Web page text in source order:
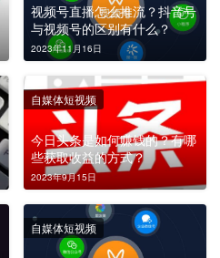
视频号直播怎么推流？抖音号
与视频号的区别有什么？
2023年11月16日
今日头条是如何赚钱的？有哪
些获取收益的方式？
2023年9月15日
自媒体短视频
自媒体短视频